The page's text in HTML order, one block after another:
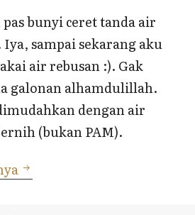
bunyi ceret tanda air
sampai sekarang aku
air rebusan :). Gak
galonan alhamdulillah.
dengan air
(bukan PAM).
Belajar Masak Secara